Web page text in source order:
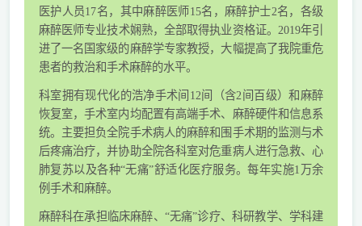
医护人员17名，其中麻醉医师15名，麻醉护士2名，各级
麻醉医师专业技术娴熟，全部取得执业资格证。2019年引
进了一名国家级的麻醉学专家教授，大幅提高了我院重危
患者的救治和手术麻醉的水平。
科室拥有现代化的浩净手术间12间（含2间百级）和麻醉
恢复室，手术室内均配置有高端手术、麻醉硬件和信息系
统。主要担负全院手术病人的麻醉和围手术期的监测与术
后疼痛治疗，并协助全院各科室对危重病人进行急救、心
肺复苏以及各种“无痛”舒适化医疗服务。每年实施1万余
例手术和麻醉。
麻醉科在承担临床麻醉、“无痛”诊疗、科研教学、学科建